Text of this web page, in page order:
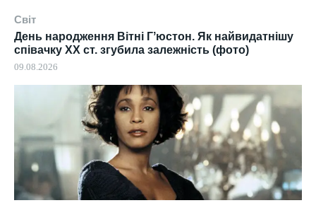
Світ
День народження Вітні Гʼюстон. Як найвидатнішу
співачку ХХ ст. згубила залежність (фото)
09.08.2026